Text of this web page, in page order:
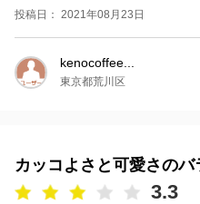
投稿日： 2021年08月23日
kenocoffee...
東京都荒川区
カッコよさと可愛さの
3.3